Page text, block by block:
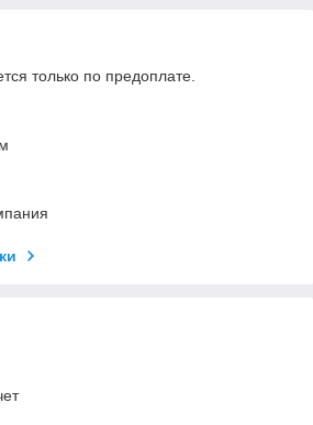
только по предоплате.